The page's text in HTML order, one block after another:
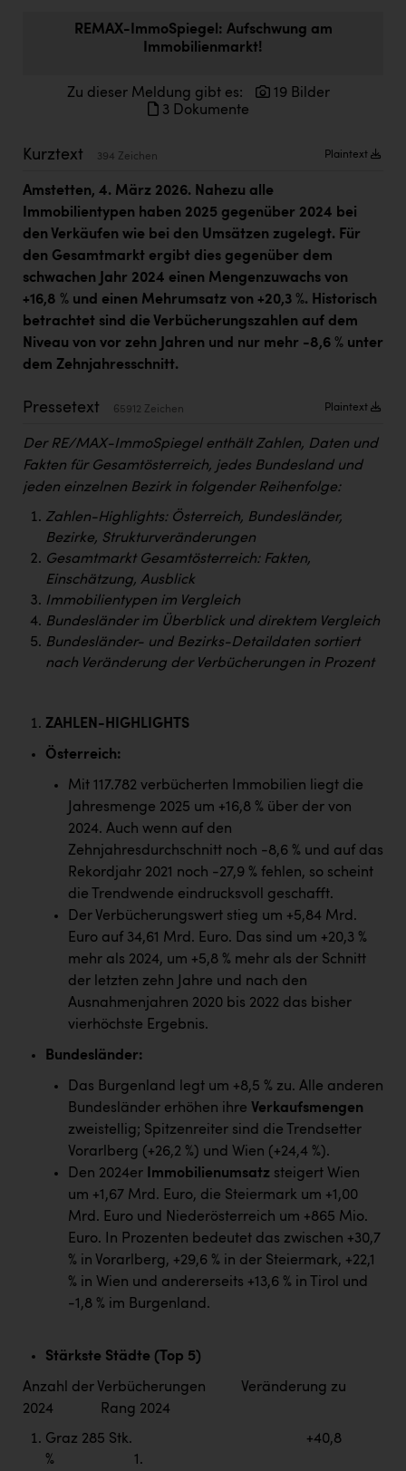
Fristads Austria
HIG Infomotion Group
IFE Austria GmbH
Immotech
INTERSPAR
INTERSPORT Austria
Jesolo
Karin Liedl
KEBA
KIWI Kinderwunsch Institut Dr. Loimer
KLIPP Frisör
Kleider Bauer
Kremsmüller Anlagenbau GmbH
Österreichischer Kachelofenverband
Orlen
Passage Linz
PÜSPÖK
RE/MAX Welcome
Resch&Frisch
RUBBLE MASTER
Ruderclub Wels
SCRI - Salzburg Cancer Research Institute
SCHMACHTL GmbH
Schwingshandl - automation technology gmbh
Seher + Partner
Smurfit Westrock Nettingsdorf
TGW Logistics
TRAILOMAT & Cycling Austria
Vier Diamanten
Vorlagenportal
Wirtschaftskammer OÖ
REMAX-ImmoSpiegel: Aufschwung am
Immobilienmarkt!
Zu dieser Meldung gibt es:
19 Bilder
3 Dokumente
Kurztext 394 Zeichen Plaintext
Amstetten, 4. März 2026. Nahezu alle
Immobilientypen haben 2025 gegenüber 2024 bei
den Verkäufen wie bei den Umsätzen zugelegt. Für
den Gesamtmarkt ergibt dies gegenüber dem
schwachen Jahr 2024 einen Mengenzuwachs von
+16,8 % und einen Mehrumsatz von +20,3 %. Historisch
betrachtet sind die Verbücherungszahlen auf dem
Niveau von vor zehn Jahren und nur mehr -8,6 % unter
dem Zehnjahresschnitt.
Pressetext 65912 Zeichen Plaintext
Der RE/MAX-ImmoSpiegel enthält Zahlen, Daten und
Fakten für Gesamtösterreich, jedes Bundesland und
jeden einzelnen Bezirk in folgender Reihenfolge:
Zahlen-Highlights: Österreich, Bundesländer,
Bezirke, Strukturveränderungen
Gesamtmarkt Gesamtösterreich: Fakten,
Einschätzung, Ausblick
Immobilientypen im Vergleich
Bundesländer im Überblick und direktem Vergleich
Bundesländer- und Bezirks-Detaildaten sortiert
nach Veränderung der Verbücherungen in Prozent
ZAHLEN-HIGHLIGHTS
Österreich:
Mit 117.782 verbücherten Immobilien liegt die
Jahresmenge 2025 um +16,8 % über der von
2024. Auch wenn auf den
Zehnjahresdurchschnitt noch -8,6 % und auf das
Rekordjahr 2021 noch -27,9 % fehlen, so scheint
die Trendwende eindrucksvoll geschafft.
Der Verbücherungswert stieg um +5,84 Mrd.
Euro auf 34,61 Mrd. Euro. Das sind um +20,3 %
mehr als 2024, um +5,8 % mehr als der Schnitt
der letzten zehn Jahre und nach den
Ausnahmenjahren 2020 bis 2022 das bisher
vierhöchste Ergebnis.
Bundesländer:
Das Burgenland legt um +8,5 % zu. Alle anderen
Bundesländer erhöhen ihre Verkaufsmengen
zweistellig; Spitzenreiter sind die Trendsetter
Vorarlberg (+26,2 %) und Wien (+24,4 %).
Den 2024er Immobilienumsatz steigert Wien
um +1,67 Mrd. Euro, die Steiermark um +1,00
Mrd. Euro und Niederösterreich um +865 Mio.
Euro. In Prozenten bedeutet das zwischen +30,7
% in Vorarlberg, +29,6 % in der Steiermark, +22,1
% in Wien und andererseits +13,6 % in Tirol und
-1,8 % im Burgenland.
Stärkste Städte (Top 5)
Anzahl der Verbücherungen Veränderung zu
2024 Rang 2024
Graz 285 Stk. +40,8
% 1.